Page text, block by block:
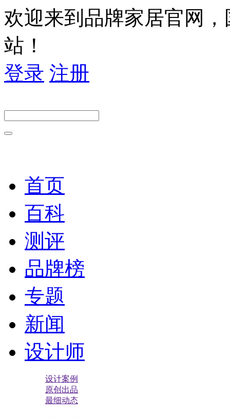
欢迎来到品牌家居官网
站！
登录 注册
首页
百科
测评
品牌榜
专题
新闻
设计师
设计案例
原创出品
最细动态